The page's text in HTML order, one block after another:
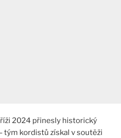
2024 přinesly historický
tým kordistů získal v soutěži